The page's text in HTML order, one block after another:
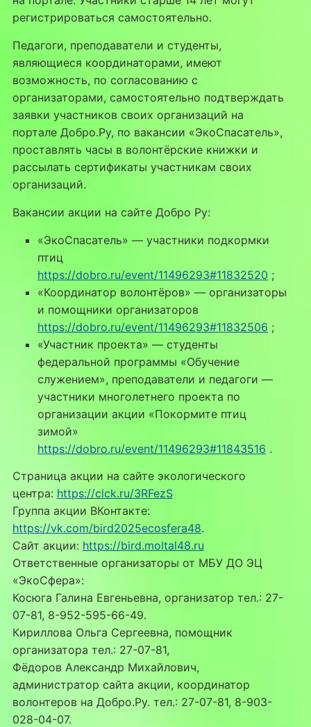
регистрироваться самостоятельно.
Педагоги, преподаватели и студенты,
являющиеся координаторами, имеют
возможность, по согласованию с
организаторами, самостоятельно подтверждать
заявки участников своих организаций на
портале Добро.Ру, по вакансии «ЭкоСпасатель»,
проставлять часы в волонтёрские книжки и
рассылать сертификаты участникам своих
организаций.
Вакансии акции на сайте Добро Ру:
«ЭкоСпасатель» — участники подкормки
птиц
https://dobro.ru/event/11496293#11832520 ;
«Координатор волонтёров» — организаторы
и помощники организаторов
https://dobro.ru/event/11496293#11832506 ;
«Участник проекта» — студенты
федеральной программы «Обучение
служением», преподаватели и педагоги —
участники многолетнего проекта по
организации акции «Покормите птиц
зимой»
https://dobro.ru/event/11496293#11843516 .
Страница акции на сайте экологического
центра: https://clck.ru/3RFezS
Группа акции ВКонтакте:
https://vk.com/bird2025ecosfera48.
Сайт акции: https://bird.moltal48.ru
Ответственные организаторы от МБУ ДО ЭЦ
«ЭкоСфера»:
Косюга Галина Евгеньевна, организатор тел.: 27-
07-81, 8-952-595-66-49.
Кириллова Ольга Сергеевна, помощник
организатора тел.: 27-07-81,
Фёдоров Александр Михайлович,
администратор сайта акции, координатор
волонтеров на Добро.Ру. тел.: 27-07-81, 8-903-
028-04-07.